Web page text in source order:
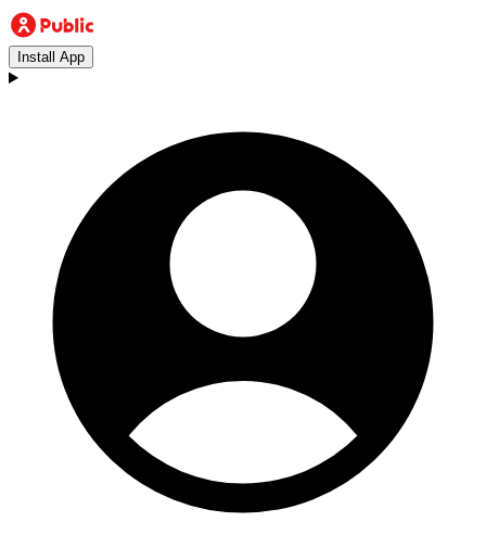
Install App